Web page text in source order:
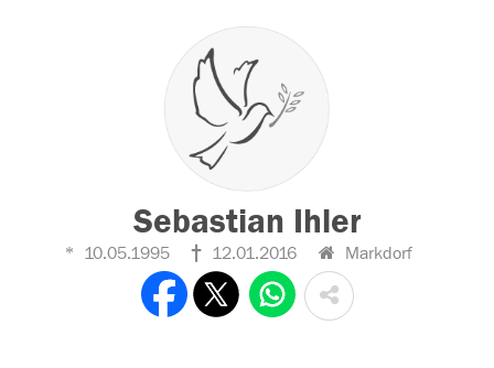
Sebastian Ihler
10.05.1995 12.01.2016 Markdorf